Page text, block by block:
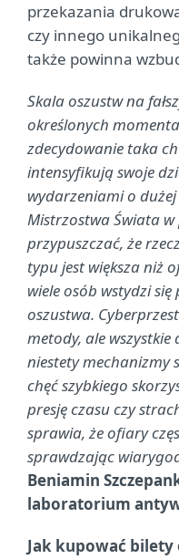
przekazania
czy innego
także powinna
Skala oszustw na
określonych
zdecydowanie taka
intensyfikują swoje
wydarzeniami o
Mistrzostwa Świata w
przypuszczać, że
typu jest większa niż
wiele osób wstydzi
oszustwa.
metody, ale
niestety mechanizmy
chęć szybkiego
presję czasu czy
sprawia, że ofiary
sprawdzając
Beniamin
laboratorium
Jak kupować bilety